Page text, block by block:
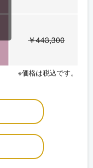
￥443,300
※価格は税込です。